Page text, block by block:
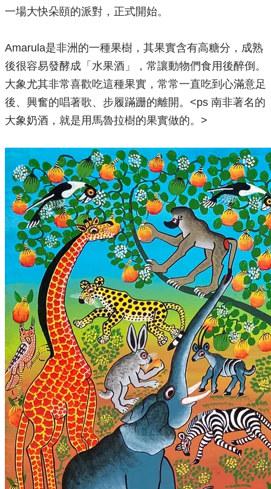
一場大快朵頤的派對，正式開始。
Amarula是非洲的一種果樹，其果實含有高糖分，成熟
後很容易發酵成「水果酒」，常讓動物們食用後醉倒。
大象尤其非常喜歡吃這種果實，常常一直吃到心滿意足
後、興奮的唱著歌、步履蹣跚的離開。<ps 南非著名的
大象奶酒，就是用馬魯拉樹的果實做的。>